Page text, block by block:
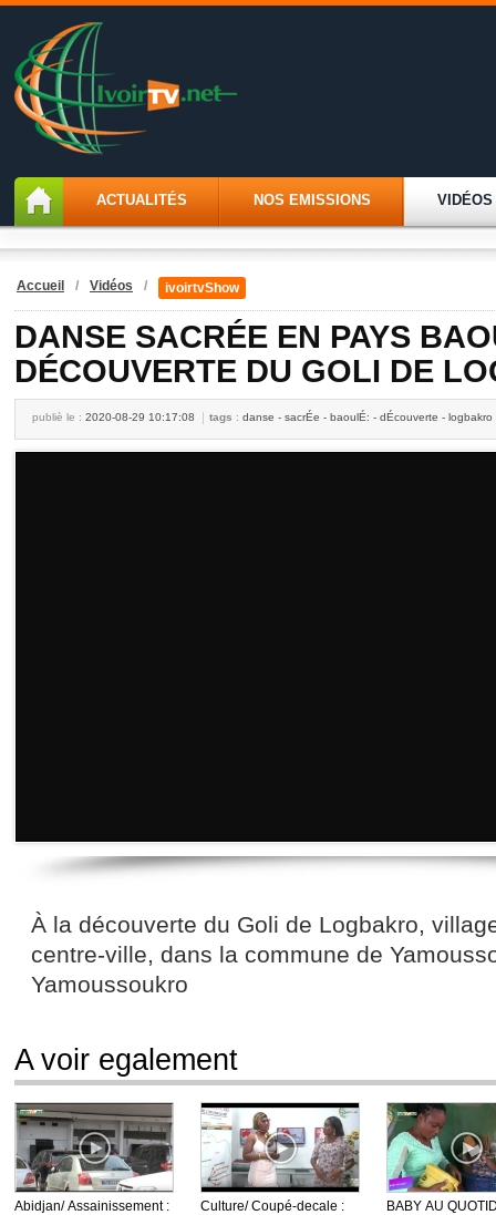
ACTUALITÉS NOS EMISSIONS VIDÉOS
Accueil / Vidéos / ivoirtvShow
DANSE SACRÉE EN PAYS
DÉCOUVERTE DU GOLI DE
publiè le : 2020-08-29 10:17:08 tags : danse - sacrÉe - baoulÉ: - dÉcouverte - logbakro
À la découverte du Goli de Logbakro,
centre-ville, dans la commune de
Yamoussoukro
A voir egalement
Abidjan/ Assainissement :
Culture/ Coupé-decale :
BABY AU